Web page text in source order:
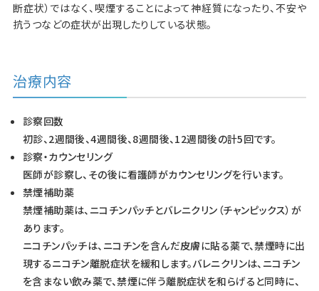
断症状）ではなく、喫煙することによって神経質になったり、不安や
抗うつなどの症状が出現したりしている状態。
治療内容
診察回数
初診、2週間後、4週間後、8週間後、12週間後の計5回です。
診察・カウンセリング
医師が診察し、その後に看護師がカウンセリングを行います。
禁煙補助薬
禁煙補助薬は、ニコチンパッチとバレニクリン（チャンピックス）が
あります。
ニコチンパッチは、ニコチンを含んだ皮膚に貼る薬で、禁煙時に出
現するニコチン離脱症状を緩和します。バレニクリンは、ニコチン
を含まない飲み薬で、禁煙に伴う離脱症状を和らげると同時に、